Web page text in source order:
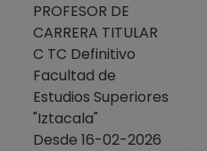
PROFESOR DE
CARRERA TITULAR
C TC Definitivo
Facultad de
Estudios Superiores
"Iztacala"
Desde 16-02-2026